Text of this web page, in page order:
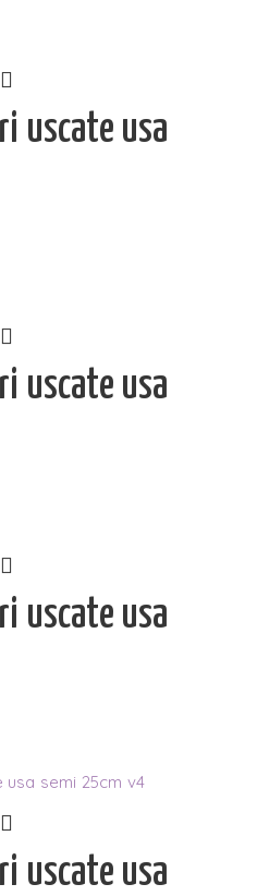
uscate usa
uscate usa
uscate usa
uscate usa